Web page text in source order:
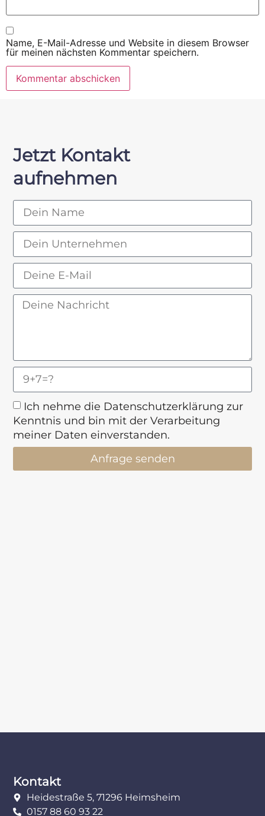
Name, E-Mail-Adresse und Website in diesem Browser
für meinen nächsten Kommentar speichern.
Jetzt Kontakt
aufnehmen
Ich nehme die Datenschutzerklärung zur
Kenntnis und bin mit der Verarbeitung
meiner Daten einverstanden.
Anfrage senden
Kontakt
Heidestraße 5, 71296 Heimsheim
0157 88 60 93 22